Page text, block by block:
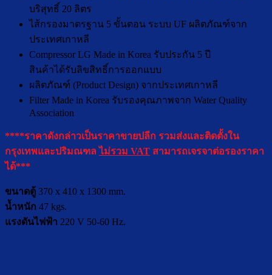
บริสุทธิ์ 20 ลิตร
ไส้กรองมาตรฐาน 5 ขั้นตอน ระบบ UF ผลิตภัณฑ์จาก
ประเทศเกาหลี
Compressor LG Made in Korea รับประกัน 5 ปี
สินค้าได้รับลิขสิทธิ์การออกแบบ
ผลิตภัณฑ์ (Product Design) จากประเทศเกาหลี
Filter Made in Korea รับรองคุณภาพจาก Water Quality
Association
****ราคาดังกล่าวเป็นราคาขายปลีก รวมส่งและติดตั้งใน
กรุงเทพและปริมณฑลไม่รวม VAT สามารถเจรจาต่อรองราคา
ได้***
ขนาดตู้ 370 x 410 x 1300 mm.
น้ำหนัก 47 kgs.
แรงดันไฟฟ้า 220 V 50-60 Hz.